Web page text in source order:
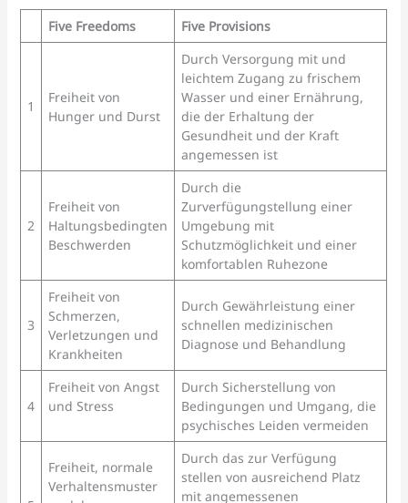
Five Freedoms Five Provisions
1
Freiheit von
Hunger und Durst
Durch Versorgung mit und
leichtem Zugang zu frischem
Wasser und einer Ernährung,
die der Erhaltung der
Gesundheit und der Kraft
angemessen ist
2
Freiheit von
Haltungsbedingten
Beschwerden
Durch die
Zurverfügungstellung einer
Umgebung mit
Schutzmöglichkeit und einer
komfortablen Ruhezone
3
Freiheit von
Schmerzen,
Verletzungen und
Krankheiten
Durch Gewährleistung einer
schnellen medizinischen
Diagnose und Behandlung
4
Freiheit von Angst
und Stress
Durch Sicherstellung von
Bedingungen und Umgang, die
psychisches Leiden vermeiden
Freiheit, normale
Verhaltensmuster
Durch das zur Verfügung
stellen von ausreichend Platz
mit angemessenen